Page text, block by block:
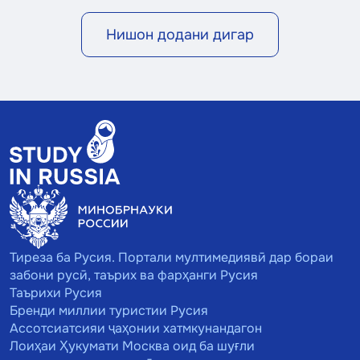
Нишон додани дигар
Тиреза ба Русия. Портали мултимедиявӣ дар бораи
забони русӣ, таърих ва фарҳанги Русия
Таърихи Русия
Бренди миллии туристии Русия
Ассотсиатсияи ҷаҳонии хатмкунандагон
Лоиҳаи Ҳукумати Москва оид ба шуғли